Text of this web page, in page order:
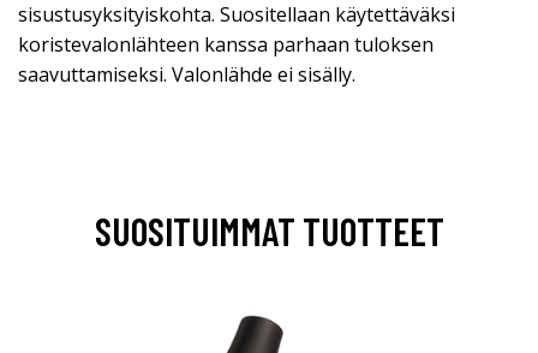
sisustusyksityiskohta. Suositellaan käytettäväksi
koristevalonlähteen kanssa parhaan tuloksen
saavuttamiseksi. Valonlähde ei sisälly.
SUOSITUIMMAT TUOTTEET